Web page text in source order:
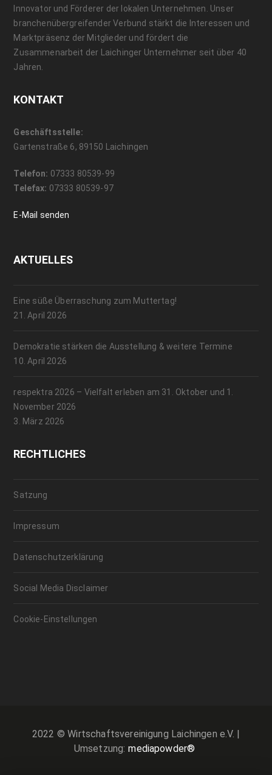
Innovator und Förderer der lokalen Unternehmen. Unser
branchenübergreifender Verbund stärkt die Interessen und
Marktpräsenz der Mitglieder und fördert die
Zusammenarbeit der Laichinger Unternehmer seit über 40
Jahren.
KONTAKT
Geschäftsstelle:
Gartenstraße 6, 89150 Laichingen
Telefon: 07333 80539-99
Telefax: 07333 80539-97
E-Mail senden
AKTUELLES
Eine süße Überraschung zum Muttertag!
21. April 2026
Demokratie stärken die Ausstellung & weitere Termine
10. April 2026
respektra 2026 – Vielfalt erleben am 31. Oktober und 1.
November 2026
3. März 2026
RECHTLICHES
Satzung
Impressum
Datenschutzerklärung
Social Media Disclaimer
Cookie-Einstellungen
2022 © Wirtschaftsvereinigung Laichingen e.V. |
Umsetzung: mediapowder®